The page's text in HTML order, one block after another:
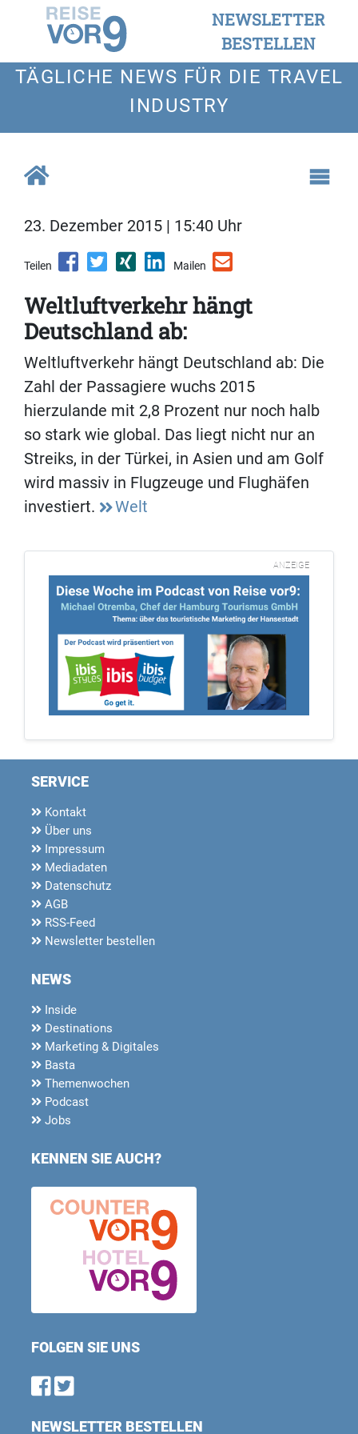
NEWSLETTER
BESTELLEN
TÄGLICHE NEWS FÜR DIE TRAVEL
INDUSTRY
23. Dezember 2015 | 15:40 Uhr
Teilen Mailen
Weltluftverkehr hängt
Deutschland ab:
Weltluftverkehr hängt Deutschland ab: Die
Zahl der Passagiere wuchs 2015
hierzulande mit 2,8 Prozent nur noch halb
so stark wie global. Das liegt nicht nur an
Streiks, in der Türkei, in Asien und am Golf
wird massiv in Flugzeuge und Flughäfen
investiert.
Welt
ANZEIGE
SERVICE
Kontakt
Über uns
Impressum
Mediadaten
Datenschutz
AGB
RSS-Feed
Newsletter bestellen
NEWS
Inside
Destinations
Marketing & Digitales
Basta
Themenwochen
Podcast
Jobs
KENNEN SIE AUCH?
FOLGEN SIE UNS
Find us on Facebook
Follow us on Twitter
NEWSLETTER BESTELLEN